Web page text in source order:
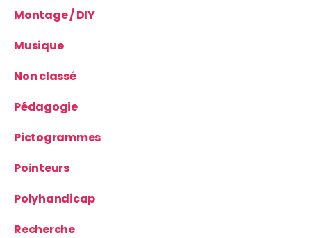
Montage / DIY
Musique
Non classé
Pédagogie
Pictogrammes
Pointeurs
Polyhandicap
Recherche